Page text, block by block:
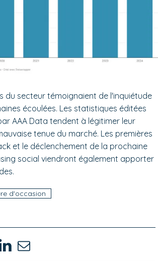
du secteur témoignaient de l'inquiétude
écoulées. Les statistiques éditées
AAA Data tendent à légitimer leur
tenue du marché. Les premières
et le déclenchement de la prochaine
social viendront également apporter
d'occasion